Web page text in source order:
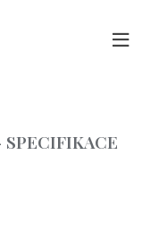
SPECIFIKACE